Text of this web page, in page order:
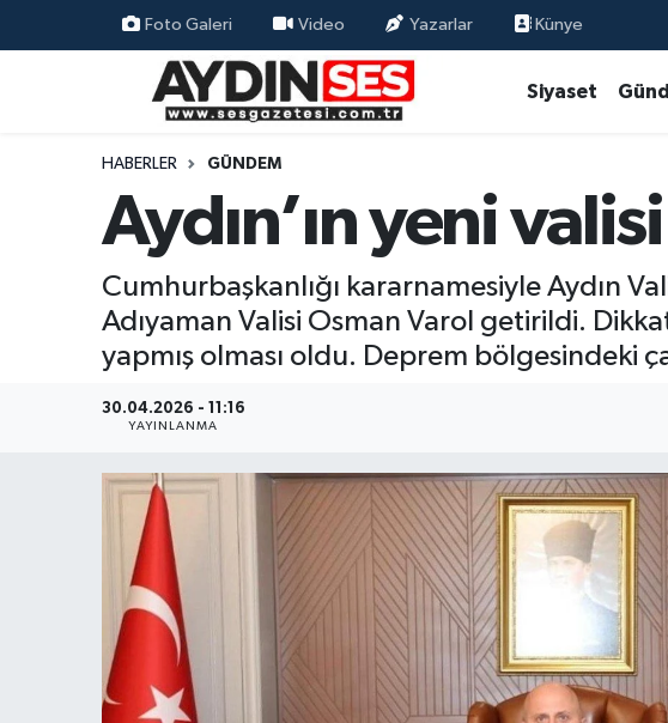
Foto Galeri Video Yazarlar Künye
Siyaset
HABERLER GÜNDEM
Aydın’ın yeni
Cumhurbaşkanlığı kararnamesiyle Aydın
Adıyaman Valisi Osman Varol getirildi.
yapmış olması oldu. Deprem bölgesindeki
30.04.2026 - 11:16
YAYINLANMA
Siyaset
Ekonomi
Yaşam
Aydın Nöbetçi Eczaneler
Aydın Hava Durumu
Aydin Namaz Vakitleri
Aydın Trafik Yoğunluk Haritası
Süper Lig Puan Durumu ve Fikstür
Haber Arşivi